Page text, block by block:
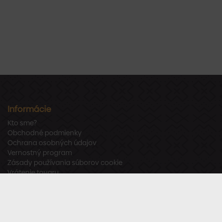
Informácie
Kto sme?
Obchodné podmienky
Ochrana osobných údajov
Vernostný program
Zásady používania súborov cookie
Vrátenie tovaru